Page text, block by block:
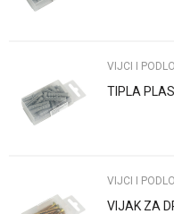
Anti-spam zaštita -
POŠALJI
VIJCI I
TIPLA
VIJCI I
VIJAK ZA